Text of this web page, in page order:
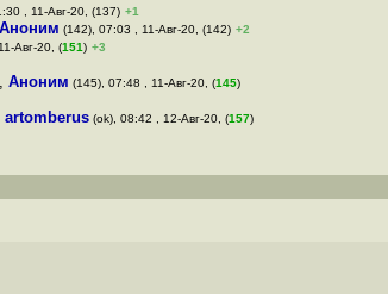
, 11-Авг-20, (137) +1
Аноним (142), 07:03 , 11-Авг-20, (142) +2
Авг-20, (151) +3
, Аноним (145), 07:48 , 11-Авг-20, (145)
artomberus (ok), 08:42 , 12-Авг-20, (157)